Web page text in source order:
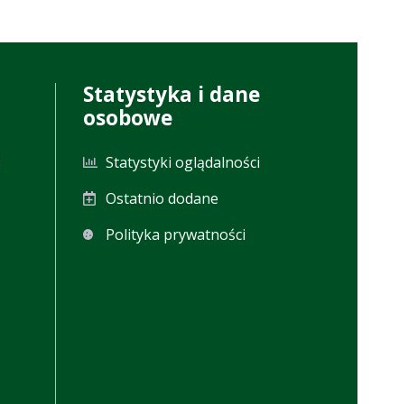
Statystyka i dane
osobowe
Statystyki oglądalności
Ostatnio dodane
Polityka prywatności